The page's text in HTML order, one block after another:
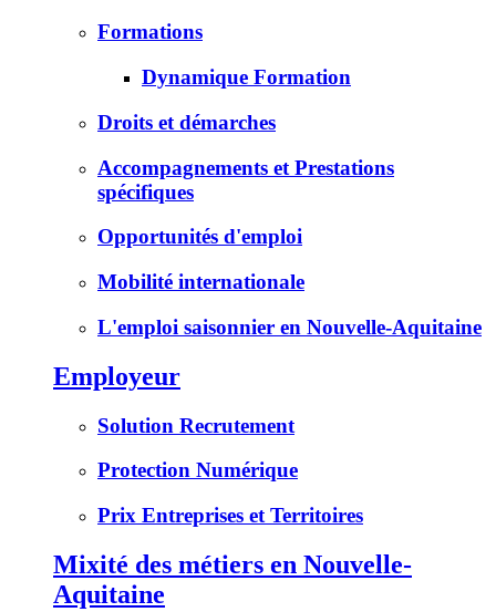
Formations
Dynamique Formation
Droits et démarches
Accompagnements et Prestations
spécifiques
Opportunités d'emploi
Mobilité internationale
L'emploi saisonnier en Nouvelle-Aquitaine
Employeur
Solution Recrutement
Protection Numérique
Prix Entreprises et Territoires
Mixité des métiers en Nouvelle-
Aquitaine